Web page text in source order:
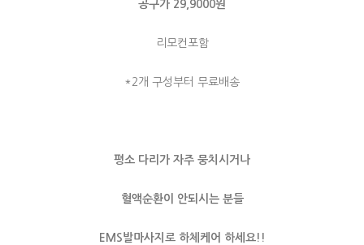
공구가 29,9000원
리모컨포함
*2개 구성부터 무료배송
평소 다리가 자주 뭉치시거나
혈액순환이 안되시는 분들
EMS발마사지로 하체케어 하세요!!